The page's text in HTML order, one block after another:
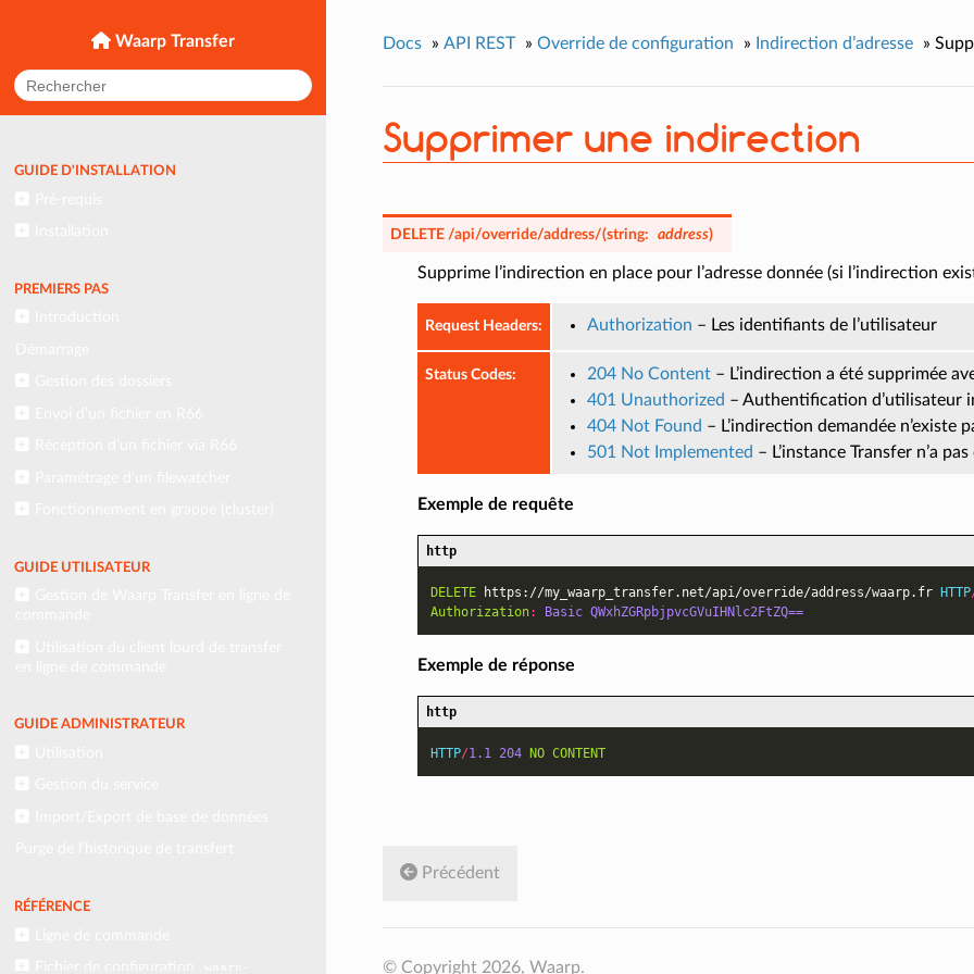
Waarp Transfer
GUIDE D'INSTALLATION
PREMIERS PAS
GUIDE UTILISATEUR
GUIDE ADMINISTRATEUR
RÉFÉRENCE
Docs » API REST » Override de configuration » Indirection d’adresse »
Supprimer une indirection
DELETE /api/override/address/(string: address)
Supprime l’indirection en place pour l’adresse donnée (si l’indirection
Request Headers: Authorization – Les identifiants de l’utilisateur
Status Codes: 204 No Content – L’indirection a été supprimée
401 Unauthorized – Authentification d’utilisateur
404 Not Found – L’indirection demandée n’existe
501 Not Implemented – L’instance Transfer n’a
Exemple de requête
http
DELETE https://my_waarp_transfer.net/api/override/address/waarp.fr HTTP
Authorization: Basic QWxhZGRpbjpvcGVuIHNlc2FtZQ==
Exemple de réponse
http
HTTP/1.1 204 NO CONTENT
Précédent
© Copyright 2026, Waarp.